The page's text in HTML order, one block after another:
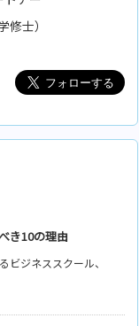
士）
き10の理由
ビジネススクール、